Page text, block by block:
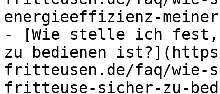
energieeffizienz-
- [Wie stelle ich fest,
zu bedienen
fritteusen.de/faq/
fritteuse-sicher-zu-